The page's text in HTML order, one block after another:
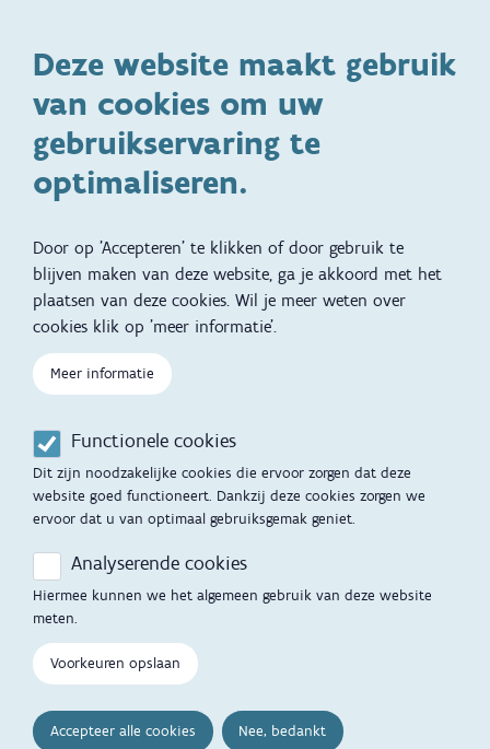
Deze website maakt gebruik
van cookies om uw
gebruikservaring te
optimaliseren.
Door op 'Accepteren' te klikken of door gebruik te
blijven maken van deze website, ga je akkoord met het
plaatsen van deze cookies. Wil je meer weten over
cookies klik op 'meer informatie'.
Meer informatie
Functionele cookies
Dit zijn noodzakelijke cookies die ervoor zorgen dat deze
website goed functioneert. Dankzij deze cookies zorgen we
ervoor dat u van optimaal gebruiksgemak geniet.
Analyserende cookies
Hiermee kunnen we het algemeen gebruik van deze website
meten.
Voorkeuren opslaan
Accepteer alle cookies Nee, bedankt
Ontwikkeling en gedrag
Specifieke
ondersteuningsbehoefte
Zwangerschap en geboorte
Slapen
Gezinsleven
Adoptie
Kinderwens
Voet
Kind en Gezin diensten
Aanbod tijdens de
zwangerschap
Opvoedingsondersteuning
Kinderopvang
Hulp en contact
Contactfomulier
Opgroeipunt
Veelgestelde vragen
Vertalingen
Mijn Opgroeien